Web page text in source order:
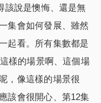
該說是懊悔、還是無
集會如何發展、雖然
起看。所有集數都是
樣的場景啊、這個場
，像這樣的場景很
該會很開心、第12集